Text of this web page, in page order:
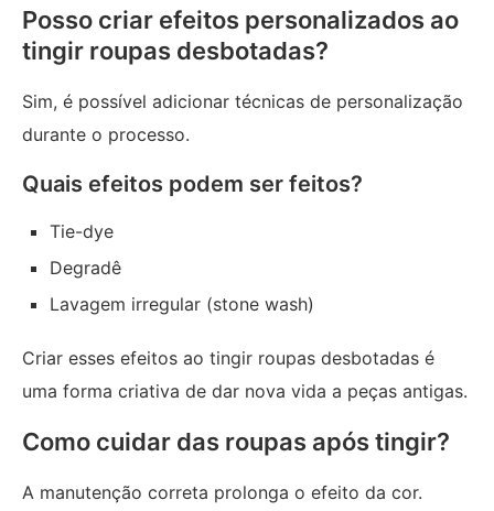
Posso criar efeitos personalizados ao
tingir roupas desbotadas?
Sim, é possível adicionar técnicas de personalização
durante o processo.
Quais efeitos podem ser feitos?
Tie-dye
Degradê
Lavagem irregular (stone wash)
Criar esses efeitos ao tingir roupas desbotadas é
uma forma criativa de dar nova vida a peças antigas.
Como cuidar das roupas após tingir?
A manutenção correta prolonga o efeito da cor.